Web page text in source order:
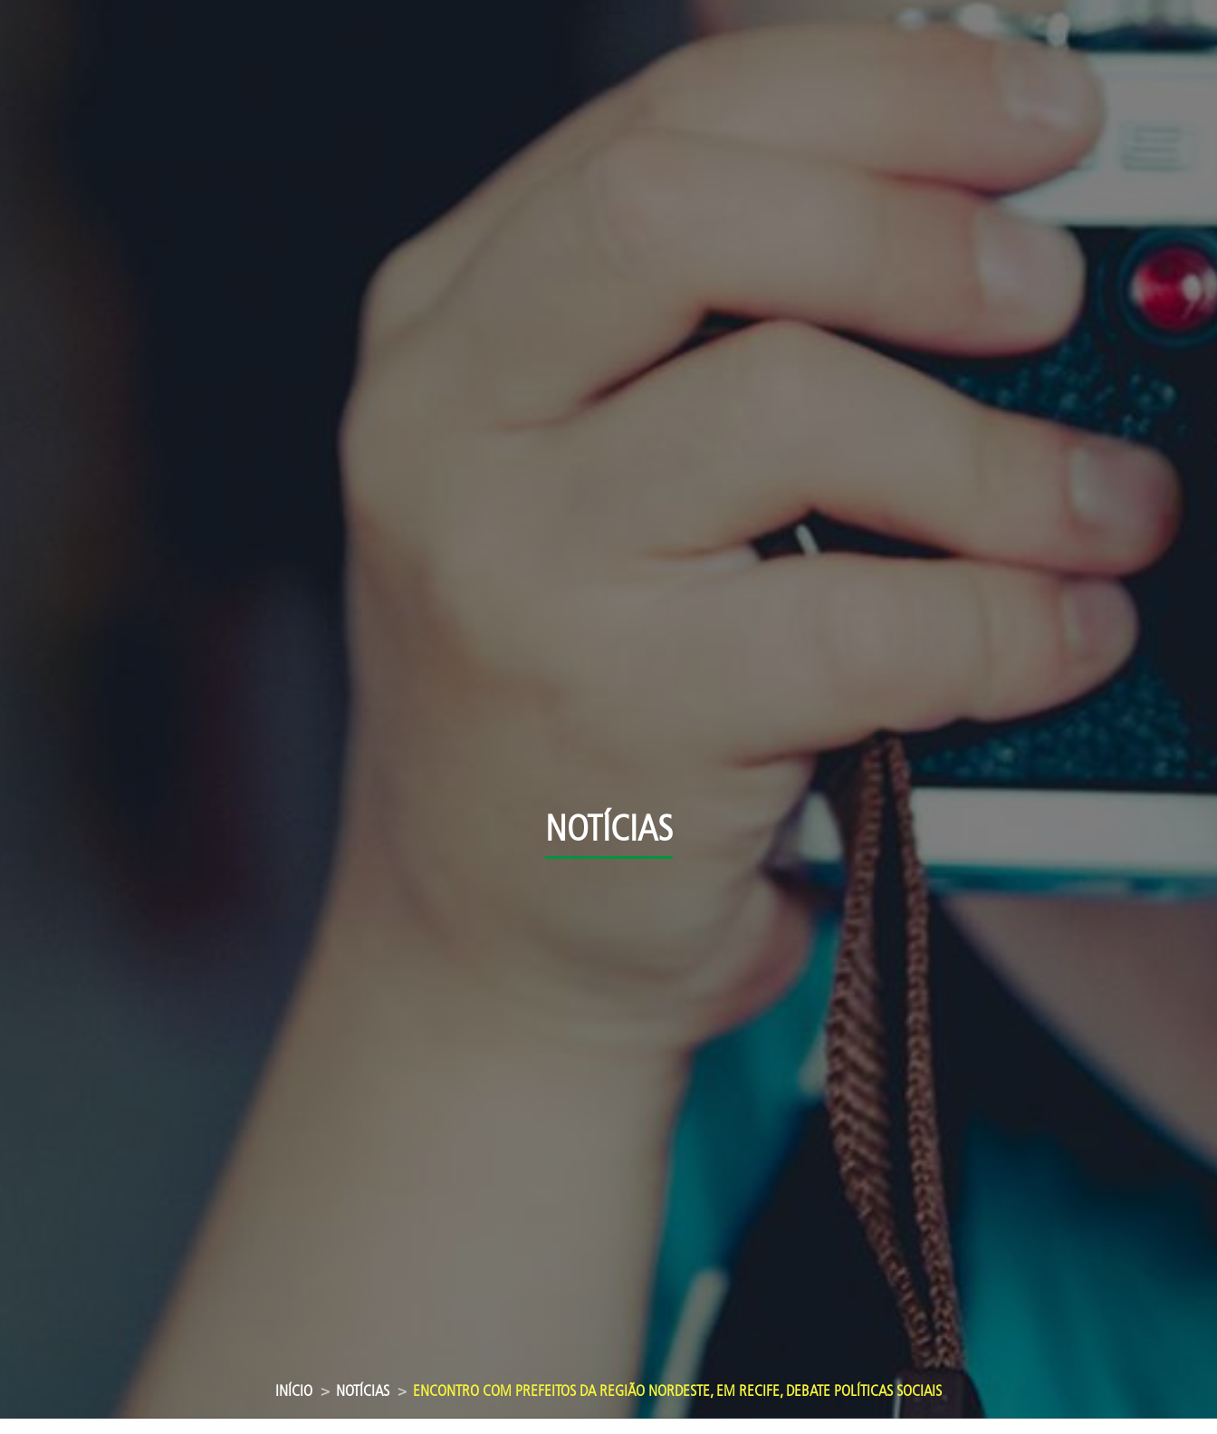
NOTÍCIAS
INÍCIO NOTÍCIAS ENCONTRO COM PREFEITOS DA REGIÃO NORDESTE, EM RECIFE, DEBATE POLÍTICAS SOCIAIS